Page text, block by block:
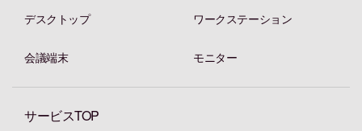
デスクトップ ワークステーション
会議端末 モニター
サービスTOP